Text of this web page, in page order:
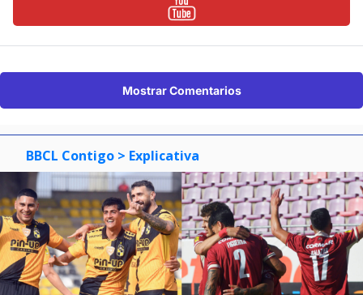
Mostrar Comentarios
BBCL Contigo > Explicativa